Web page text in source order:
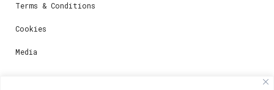
Terms & Conditions
Cookies
Media